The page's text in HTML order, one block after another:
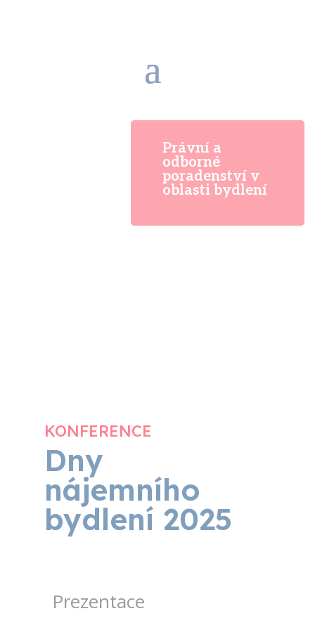
Právní a
odborné
poradenství v
oblasti bydlení
KONFERENCE
Dny
nájemního
bydlení 2025
Prezentace